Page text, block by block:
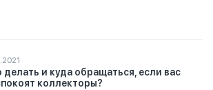
делать и куда обращаться, если вас
коллекторы?